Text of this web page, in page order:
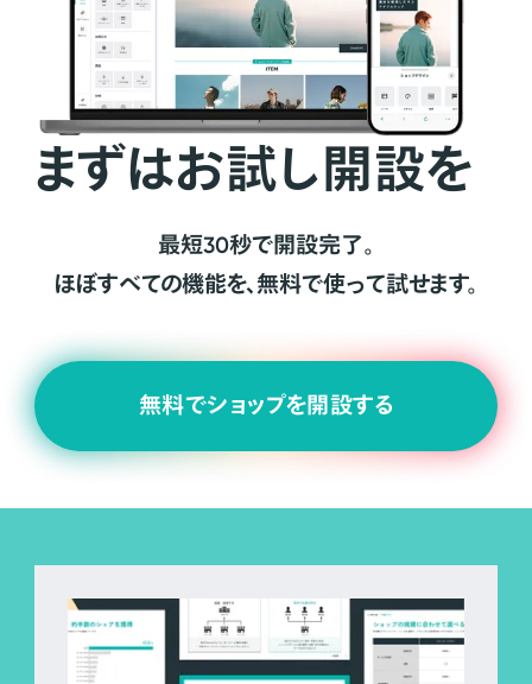
まずはお試し開設を
最短30秒で開設完了。
ほぼすべての機能を、無料で使って試せます。
無料でショップを開設する